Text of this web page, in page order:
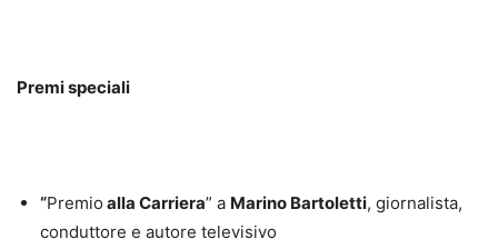
Premi speciali
“Premio alla Carriera” a Marino Bartoletti, giornalista,
conduttore e autore televisivo